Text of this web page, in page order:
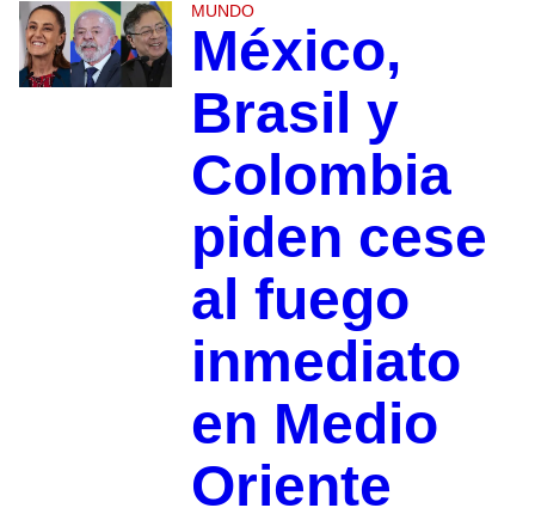
MUNDO
México,
Brasil y
Colombia
piden cese
al fuego
inmediato
en Medio
Oriente